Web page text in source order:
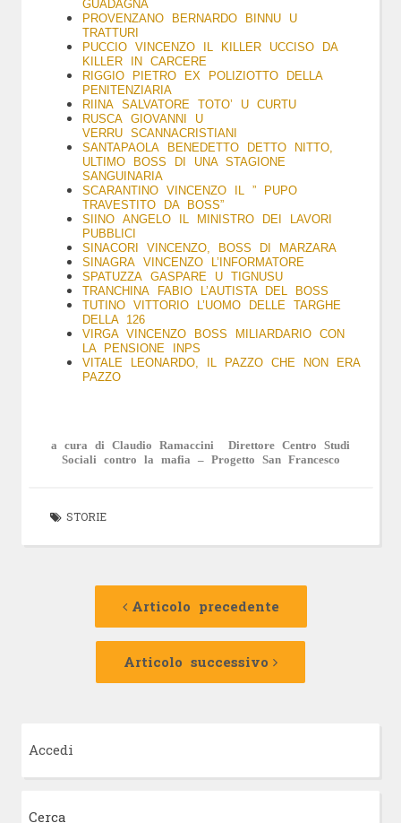
GUADAGNA
PROVENZANO BERNARDO BINNU U
TRATTURI
PUCCIO VINCENZO IL KILLER UCCISO DA
KILLER IN CARCERE
RIGGIO PIETRO EX POLIZIOTTO DELLA
PENITENZIARIA
RIINA SALVATORE TOTO’ U CURTU
RUSCA GIOVANNI U
VERRU SCANNACRISTIANI
SANTAPAOLA BENEDETTO DETTO NITTO,
ULTIMO BOSS DI UNA STAGIONE
SANGUINARIA
SCARANTINO VINCENZO IL ” PUPO
TRAVESTITO DA BOSS”
SIINO ANGELO IL MINISTRO DEI LAVORI
PUBBLICI
SINACORI VINCENZO, BOSS DI MARZARA
SINAGRA VINCENZO L’INFORMATORE
SPATUZZA GASPARE U TIGNUSU
TRANCHINA FABIO L’AUTISTA DEL BOSS
TUTINO VITTORIO L’UOMO DELLE TARGHE
DELLA 126
VIRGA VINCENZO BOSS MILIARDARIO CON
LA PENSIONE INPS
VITALE LEONARDO, IL PAZZO CHE NON ERA
PAZZO
a cura di Claudio Ramaccini Direttore Centro Studi
Sociali contro la mafia – Progetto San Francesco
STORIE
Navigazione
Articolo precedente
Articolo
Articolo successivo
Articolo
Accedi
Cerca